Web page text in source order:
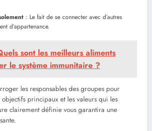
: Le fait de se connecter avec d’autres
d’appartenance.
sont les meilleurs aliments
le système immunitaire ?
les responsables des groupes pour
objectifs principaux et les valeurs qui les
clairement définie vous garantira une